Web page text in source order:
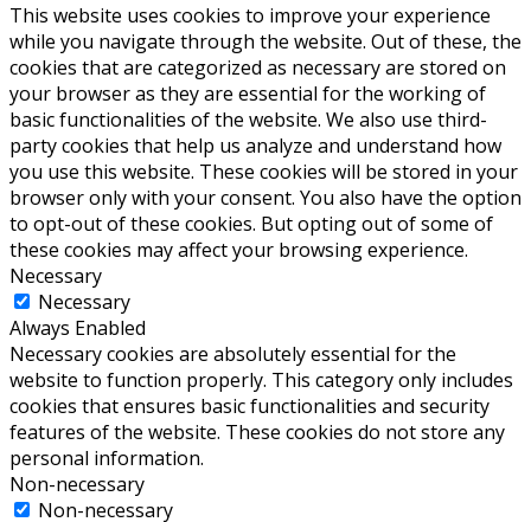
This website uses cookies to improve your experience
while you navigate through the website. Out of these, the
cookies that are categorized as necessary are stored on
your browser as they are essential for the working of
basic functionalities of the website. We also use third-
party cookies that help us analyze and understand how
you use this website. These cookies will be stored in your
browser only with your consent. You also have the option
to opt-out of these cookies. But opting out of some of
these cookies may affect your browsing experience.
Necessary
Necessary
Always Enabled
Necessary cookies are absolutely essential for the
website to function properly. This category only includes
cookies that ensures basic functionalities and security
features of the website. These cookies do not store any
personal information.
Non-necessary
Non-necessary